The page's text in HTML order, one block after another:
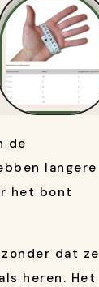
de
langere
het bont
dat ze
heren. Het